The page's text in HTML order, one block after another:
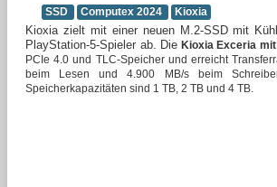
SSD Computex 2024 Kioxia
Kioxia zielt mit einer neuen M.2-SSD mit
PlayStation-5-Spieler ab. Die Kioxia Exceria
PCIe 4.0 und TLC-Speicher und erreicht
beim Lesen und 4.900 MB/s beim
Speicherkapazitäten sind 1 TB, 2 TB und 4 TB.